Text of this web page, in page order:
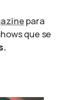
para
que se